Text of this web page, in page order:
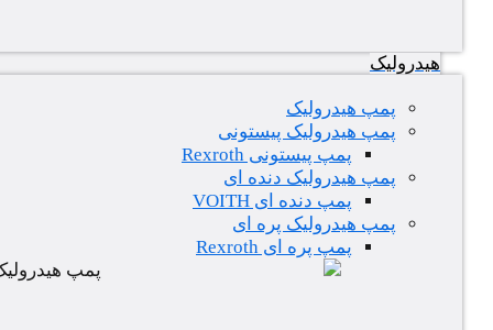
هیدرولیک
پمپ هیدرولیک
پمپ هیدرولیک پیستونی
پمپ پیستونی Rexroth
پمپ هیدرولیک دنده ای
پمپ دنده ای VOITH
پمپ هیدرولیک پره ای
پمپ پره ای Rexroth